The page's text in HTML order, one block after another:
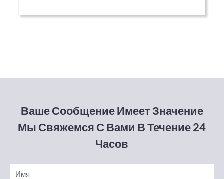
Ваше Сообщение Имеет Значение
Мы Свяжемся С Вами В Течение 24
Часов